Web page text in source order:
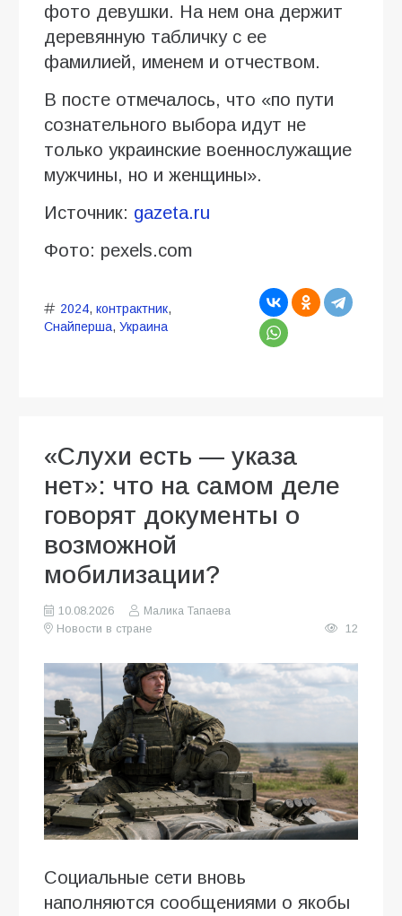
фото девушки. На нем она держит
деревянную табличку с ее
фамилией, именем и отчеством.
В посте отмечалось, что «по пути
сознательного выбора идут не
только украинские военнослужащие
мужчины, но и женщины».
Источник: gazeta.ru
Фото: pexels.com
2024, контрактник,
Снайперша, Украина
«Слухи есть — указа
нет»: что на самом деле
говорят документы о
возможной
мобилизации?
10.08.2026
Малика Тапаева
Новости в стране
12
Социальные сети вновь
наполняются сообщениями о якобы